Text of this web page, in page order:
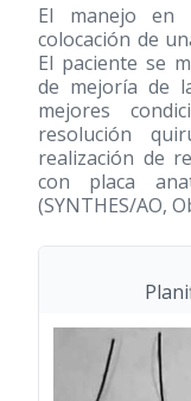
El manejo en
colocación de
El paciente se
de mejoría de
mejores
resolución
realización de
con placa
(SYNTHES/AO,